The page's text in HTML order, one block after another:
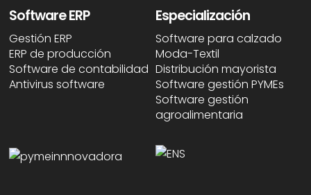
Software ERP
Gestión ERP
ERP de producción
Software de contabilidad
Antivirus software
Especialización
Software para calzado
Moda-Textil
Distribución mayorista
Software gestión PYMEs
Software gestión
agroalimentaria